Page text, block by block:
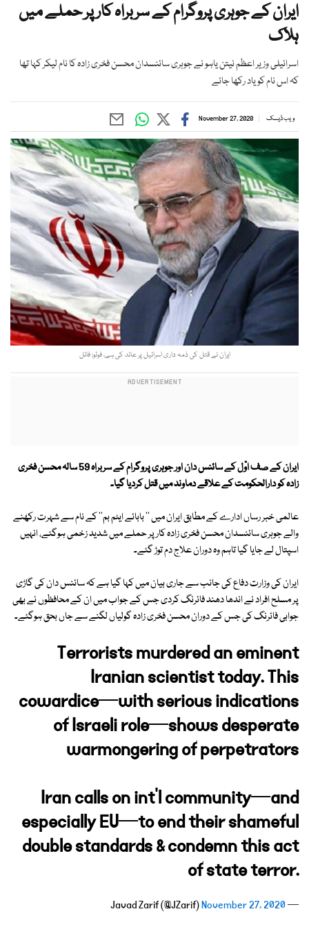
ایران کے جوہری پروگرام کے سربراہ کار پر حملے میں
ہلاک
اسرائیلی وزیر اعظم نیتن یاہو نے جوہری سائنسدان محسن فخری زادہ کا نام لیکر کہا تھا
کہ اس نام کو یاد رکھا جائے
ویب ڈیسک November 27, 2020
ایران نے قتل کی ذمہ داری اسرائیل پر عائد کی ہے، فوٹو: فائل
ایران کے صف اوّل کے سائنس دان اور جوہری پروگرام کے سربراہ 59 سالہ محسن فخری
زادہ کو دارالحکومت کے علاقے دماوند میں قتل کردیا گیا۔
عالمی خبر رساں ادارے کے مطابق ایران میں '' بابائے ایٹم بم'' کے نام سے شہرت رکھنے
والے جوہری سائنسدان محسن فخری زادہ کار پر حملے میں شدید زخمی ہوگئے، انہیں
اسپتال لے جایا گیا تاہم وہ دوران علاج دم توڑ گئے۔
ایران کی وزارت دفاع کی جانب سے جاری بیان میں کہا گیا ہے کہ سائنس دان کی گاڑی
پر مسلح افراد نے اندھا دھند فائرنگ کردی جس کے جواب میں ان کے محافظوں نے بھی
جوابی فائرنگ کی جس کے دوران محسن فخری زادہ گولیاں لگنے سے جاں بحق ہوگئے۔
Terrorists murdered an eminent
Iranian scientist today. This
cowardice—with serious indications
of Israeli role—shows desperate
warmongering of perpetrators
Iran calls on int'l community—and
especially EU—to end their shameful
double standards & condemn this act
of state terror.
— Javad Zarif (@JZarif)
November 27, 2020